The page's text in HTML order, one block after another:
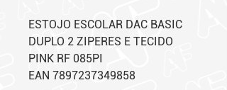
ESTOJO ESCOLAR DAC BASIC
DUPLO 2 ZIPERES E TECIDO
PINK RF 085PI
EAN 7897237349858